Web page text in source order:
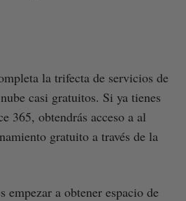
la trifecta de servicios de
casi gratuitos. Si ya tienes
365, obtendrás acceso a al
gratuito a través de la
empezar a obtener espacio de